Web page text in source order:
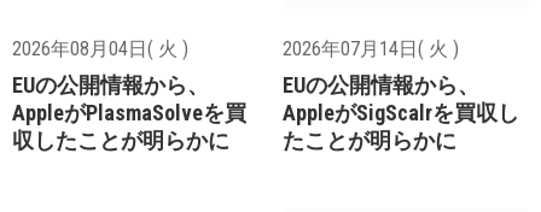
2026年08月04日( 火 )
EUの公開情報から、
AppleがPlasmaSolveを買
収したことが明らかに
2026年07月14日( 火 )
EUの公開情報から、
AppleがSigScalrを買収し
たことが明らかに